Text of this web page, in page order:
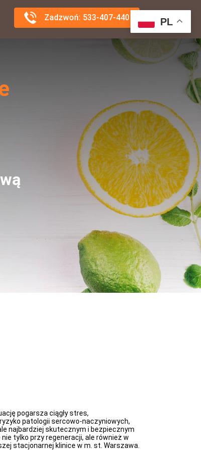
Zadzwoń: 533-407-440 PL
pogarsza ciągły stres,
patologii sercowo-naczyniowych,
najbardziej skutecznym i bezpiecznym
tylko przy regeneracji, ale również w
stacjonarnej klinice w m. st. Warszawa.